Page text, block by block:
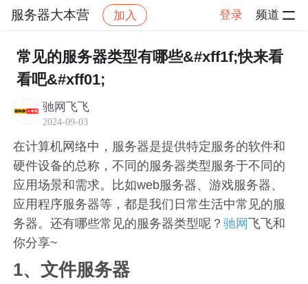
服务器大本营 加入 登录 频道
社区 服务器大本营 服务器 帖子详情
常见的服务器类型有哪些&#xff1f;快来看
看吧&#xff01;
驰网飞飞
2024-09-03
在计算机网络中，服务器是提供特定服务的软件和
硬件设备的总称，不同的服务器类型服务于不同的
应用场景和需求。比如web服务器、游戏服务器、
应用程序服务器等，都是我们日常生活中常见的服
务器。还有哪些常见的服务器类型呢？驰网飞飞和
你分享~
1、文件服务器